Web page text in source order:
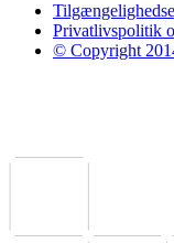
Privatlivspolitik
© Copyright